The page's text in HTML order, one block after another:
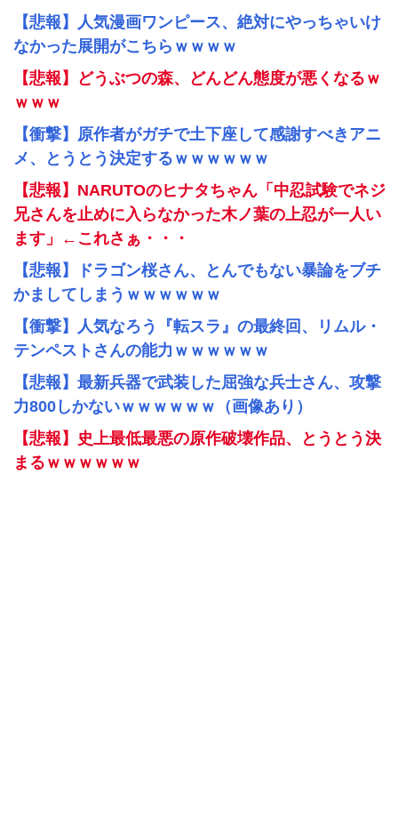
【悲報】人気漫画ワンピース、絶対にやっちゃいけ
なかった展開がこちらｗｗｗｗ
【悲報】どうぶつの森、どんどん態度が悪くなるｗ
ｗｗｗ
【衝撃】原作者がガチで土下座して感謝すべきアニ
メ、とうとう決定するｗｗｗｗｗｗ
【悲報】NARUTOのヒナタちゃん「中忍試験でネジ
兄さんを止めに入らなかった木ノ葉の上忍が一人い
ます」←これさぁ・・・
【悲報】ドラゴン桜さん、とんでもない暴論をブチ
かましてしまうｗｗｗｗｗｗ
【衝撃】人気なろう『転スラ』の最終回、リムル・
テンペストさんの能力ｗｗｗｗｗｗ
【悲報】最新兵器で武装した屈強な兵士さん、攻撃
力800しかないｗｗｗｗｗｗ（画像あり）
【悲報】史上最低最悪の原作破壊作品、とうとう決
まるｗｗｗｗｗｗ